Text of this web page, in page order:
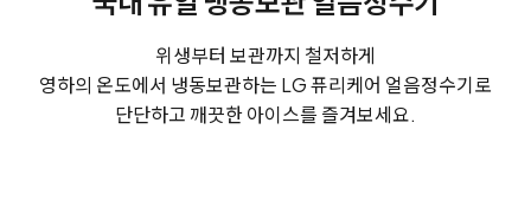
위생부터 보관까지 철저하게
영하의 온도에서 냉동보관하는 LG 퓨리케어 얼음정수기로​
단단하고 깨끗한 아이스를 즐겨보세요.